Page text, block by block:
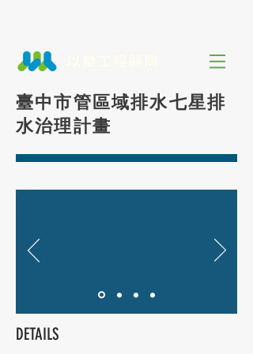
臺中市管區域排水七星排
水治理計畫
DETAILS